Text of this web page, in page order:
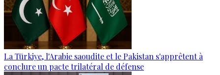
La Türkiye, l'Arabie saoudite et le Pakistan s'apprêtent à
conclure un pacte trilatéral de défense